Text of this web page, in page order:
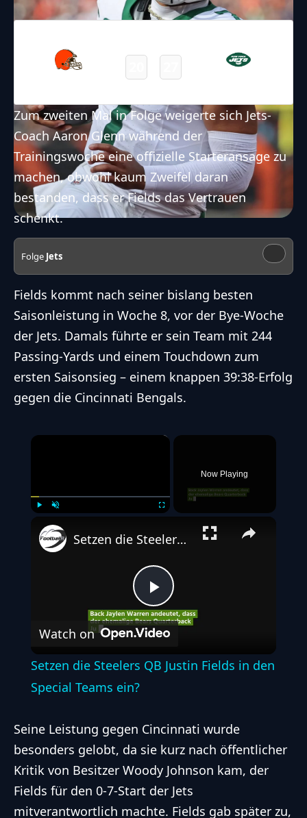
Zum zweiten Mal in Folge weigerte sich Jets-
Coach Aaron Glenn während der
Trainingswoche eine offizielle Starteransage zu
machen, obwohl kaum Zweifel daran
bestanden, dass er Fields das Vertrauen
schenkt.
Folge Jets
Fields kommt nach seiner bislang besten
Saisonleistung in Woche 8, vor der Bye-Woche
der Jets. Damals führte er sein Team mit 244
Passing-Yards und einem Touchdown zum
ersten Saisonsieg – einem knappen 39:38-Erfolg
gegen die Cincinnati Bengals.
×
Now Playing
Play
Video
Setzen die Steelers QB Justin Fields in den Special Teams ein?
Watch on
Setzen die Steelers QB Justin Fields in den
Special Teams ein?
Seine Leistung gegen Cincinnati wurde
besonders gelobt, da sie kurz nach öffentlicher
Kritik von Besitzer Woody Johnson kam, der
Fields für den 0-7-Start der Jets
mitverantwortlich machte. Fields gab später zu,